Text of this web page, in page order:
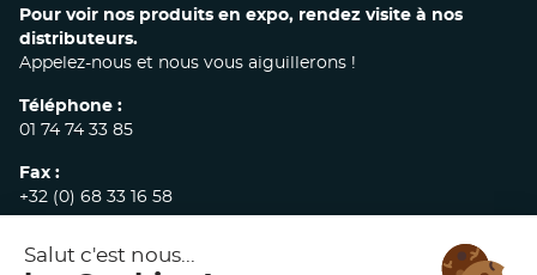
Pour voir nos produits en expo, rendez visite à nos
distributeurs.
Appelez-nous et nous vous aiguillerons !
Téléphone :
01 74 74 33 85
Fax :
+32 (0) 68 33 16 58
commandes@akw-medicare.com